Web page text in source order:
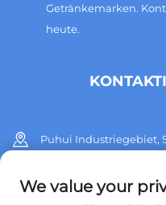
Getränkemarken.
heute.
Puhui Industriegebiet,
+86 13515760932
We value your